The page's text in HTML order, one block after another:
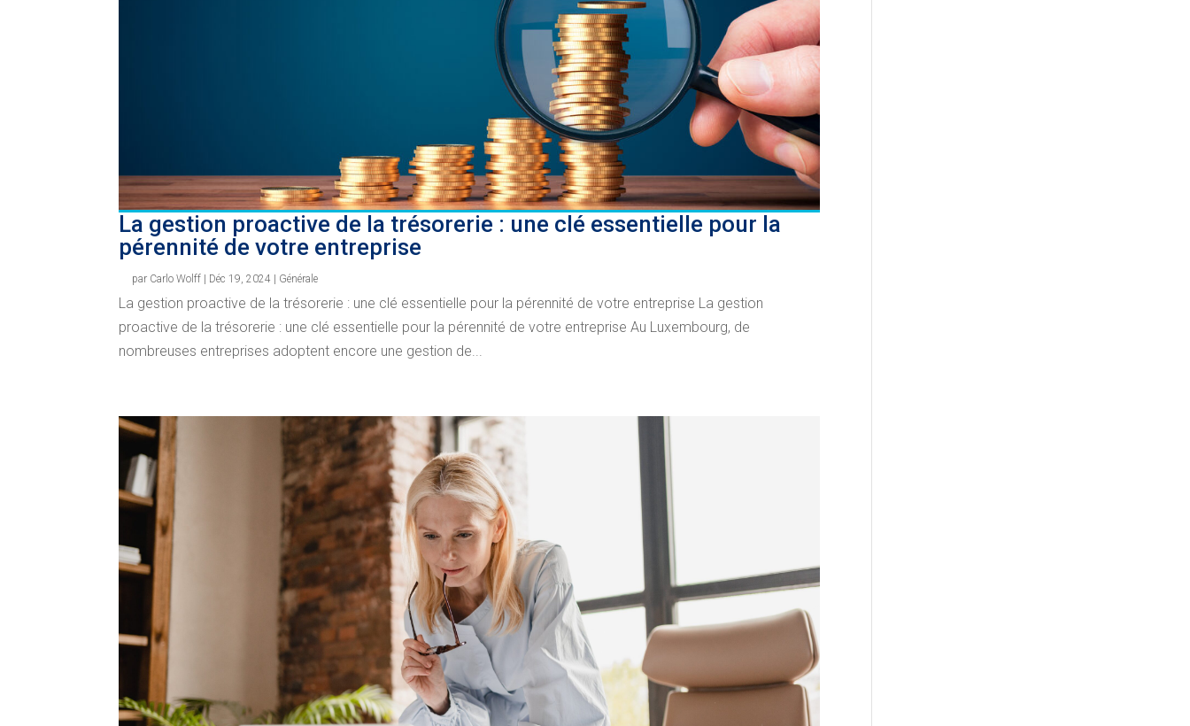
La gestion proactive de la trésorerie : une clé essentielle pour la
pérennité de votre entreprise
par Carlo Wolff Déc 19, 2024 Générale
La gestion proactive de la trésorerie : une clé essentielle pour la pérennité de votre entreprise La gestion
proactive de la trésorerie : une clé essentielle pour la pérennité de votre entreprise Au Luxembourg, de
nombreuses entreprises adoptent encore une gestion de...